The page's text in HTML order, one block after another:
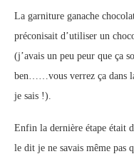
La garniture ganache
préconisait d’utiliser un
(j’avais un peu peur que ça
ben……vous verrez ça dans
je sais !).
Enfin la dernière étape était
le dit je ne savais même pas